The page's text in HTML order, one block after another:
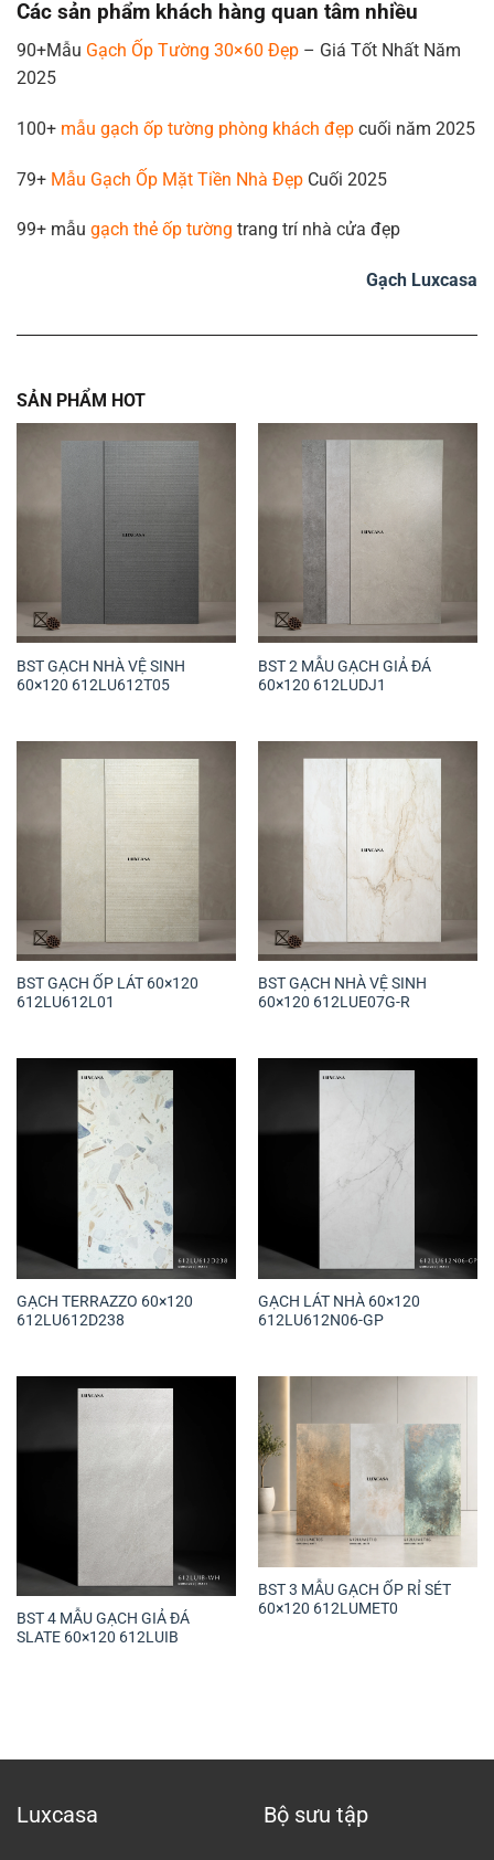
Các sản phẩm khách hàng quan tâm nhiều
90+Mẫu Gạch Ốp Tường 30×60 Đẹp – Giá Tốt Nhất Năm
2025
100+ mẫu gạch ốp tường phòng khách đẹp cuối năm 2025
79+ Mẫu Gạch Ốp Mặt Tiền Nhà Đẹp Cuối 2025
99+ mẫu gạch thẻ ốp tường trang trí nhà cửa đẹp
Gạch Luxcasa
SẢN PHẨM HOT
BST GẠCH NHÀ VỆ SINH
60×120 612LU612T05
BST 2 MẪU GẠCH GIẢ ĐÁ
60×120 612LUDJ1
BST GẠCH ỐP LÁT 60×120
612LU612L01
BST GẠCH NHÀ VỆ SINH
60×120 612LUE07G-R
GẠCH TERRAZZO 60×120
612LU612D238
GẠCH LÁT NHÀ 60×120
612LU612N06-GP
BST 4 MẪU GẠCH GIẢ ĐÁ
SLATE 60×120 612LUIB
BST 3 MẪU GẠCH ỐP RỈ SÉT
60×120 612LUMET0
Luxcasa Bộ sưu tập